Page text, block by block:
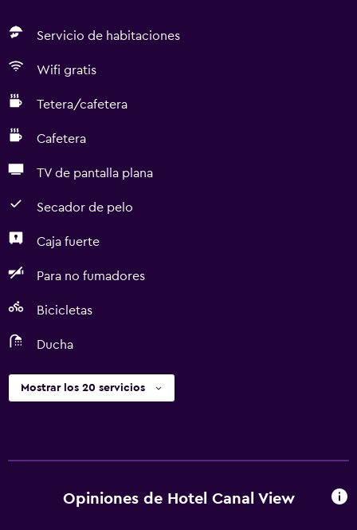
Servicio de habitaciones
Wifi gratis
Tetera/cafetera
Cafetera
TV de pantalla plana
Secador de pelo
Caja fuerte
Para no fumadores
Bicicletas
Ducha
Mostrar los 20 servicios
Opiniones de Hotel Canal View